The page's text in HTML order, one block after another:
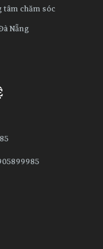
tâm chăm sóc
Nẵng